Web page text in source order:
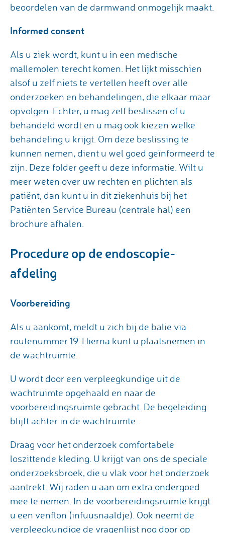
beoordelen van de darmwand onmogelijk maakt.
Informed consent
Als u ziek wordt, kunt u in een medische
mallemolen terecht komen. Het lijkt misschien
alsof u zelf niets te vertellen heeft over alle
onderzoeken en behandelingen, die elkaar maar
opvolgen. Echter, u mag zelf beslissen of u
behandeld wordt en u mag ook kiezen welke
behandeling u krijgt. Om deze beslissing te
kunnen nemen, dient u wel goed geïnformeerd te
zijn. Deze folder geeft u deze informatie. Wilt u
meer weten over uw rechten en plichten als
patiënt, dan kunt u in dit ziekenhuis bij het
Patiënten Service Bureau (centrale hal) een
brochure afhalen.
Procedure op de endoscopie-
afdeling
Voorbereiding
Als u aankomt, meldt u zich bij de balie via
routenummer 19. Hierna kunt u plaatsnemen in
de wachtruimte.
U wordt door een verpleegkundige uit de
wachtruimte opgehaald en naar de
voorbereidingsruimte gebracht. De begeleiding
blijft achter in de wachtruimte.
Draag voor het onderzoek comfortabele
loszittende kleding. U krijgt van ons de speciale
onderzoeksbroek, die u vlak voor het onderzoek
aantrekt. Wij raden u aan om extra ondergoed
mee te nemen. In de voorbereidingsruimte krijgt
u een venflon (infuusnaaldje). Ook neemt de
verpleegkundige de vragenlijst nog door op